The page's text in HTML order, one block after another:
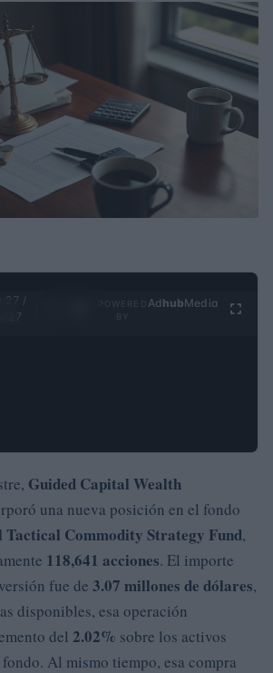
/
4:27
Ad hubMedia
Guided Capital Wealth
una nueva posición en el fondo
Commodity Strategy Fund,
118,641 acciones. El importe
fue de 3.07 millones de dólares,
disponibles, esa operación
del 2.02% sobre los activos
Al mismo tiempo, esa compra